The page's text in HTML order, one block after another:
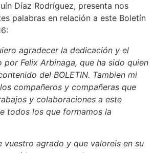
Díaz Rodríguez, presenta nos
palabras en relación a este Boletín
agradecer la dedicación y el
por Felix Arbinaga, que ha sido quien
del BOLETIN. Tambien mi
compañeros y compañeras que
y colaboraciones a este
todos los que formamos la
vuestro agrado y que valoreis en su